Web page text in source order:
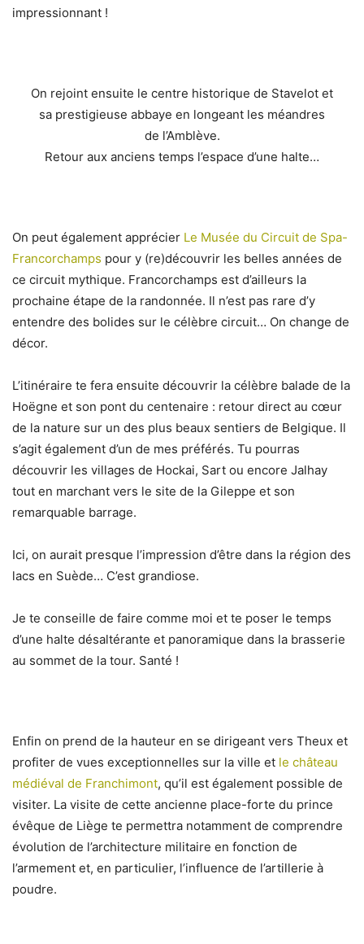
impressionnant !
On rejoint ensuite le centre historique de Stavelot et
sa prestigieuse abbaye en longeant les méandres
de l’Amblève.
Retour aux anciens temps l’espace d’une halte…
On peut également apprécier Le Musée du Circuit de Spa-
Francorchamps pour y (re)découvrir les belles années de
ce circuit mythique. Francorchamps est d’ailleurs la
prochaine étape de la randonnée. Il n’est pas rare d’y
entendre des bolides sur le célèbre circuit… On change de
décor.
L’itinéraire te fera ensuite découvrir la célèbre balade de la
Hoëgne et son pont du centenaire : retour direct au cœur
de la nature sur un des plus beaux sentiers de Belgique. Il
s’agit également d’un de mes préférés. Tu pourras
découvrir les villages de Hockai, Sart ou encore Jalhay
tout en marchant vers le site de la Gileppe et son
remarquable barrage.
Ici, on aurait presque l’impression d’être dans la région des
lacs en Suède… C’est grandiose.
Je te conseille de faire comme moi et te poser le temps
d’une halte désaltérante et panoramique dans la brasserie
au sommet de la tour. Santé !
Enfin on prend de la hauteur en se dirigeant vers Theux et
profiter de vues exceptionnelles sur la ville et le château
médiéval de Franchimont, qu’il est également possible de
visiter. La visite de cette ancienne place-forte du prince
évêque de Liège te permettra notamment de comprendre
évolution de l’architecture militaire en fonction de
l’armement et, en particulier, l’influence de l’artillerie à
poudre.